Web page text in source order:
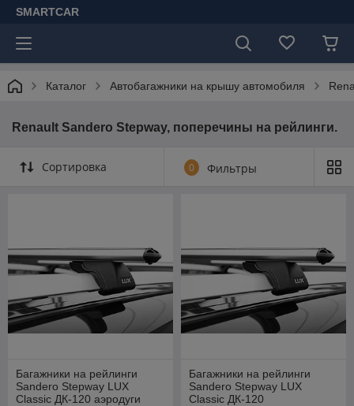
SMARTCAR
Каталог Автобагажники на крышу автомобиля
Renault Sandero Stepway, поперечины на рейлинги.
Сортировка 0 Фильтры
Багажники на рейлинги
Sandero Stepway LUX
Classic ДК-120 аэродуги
Багажники на рейлинги
Sandero Stepway LUX
Classic ДК-120